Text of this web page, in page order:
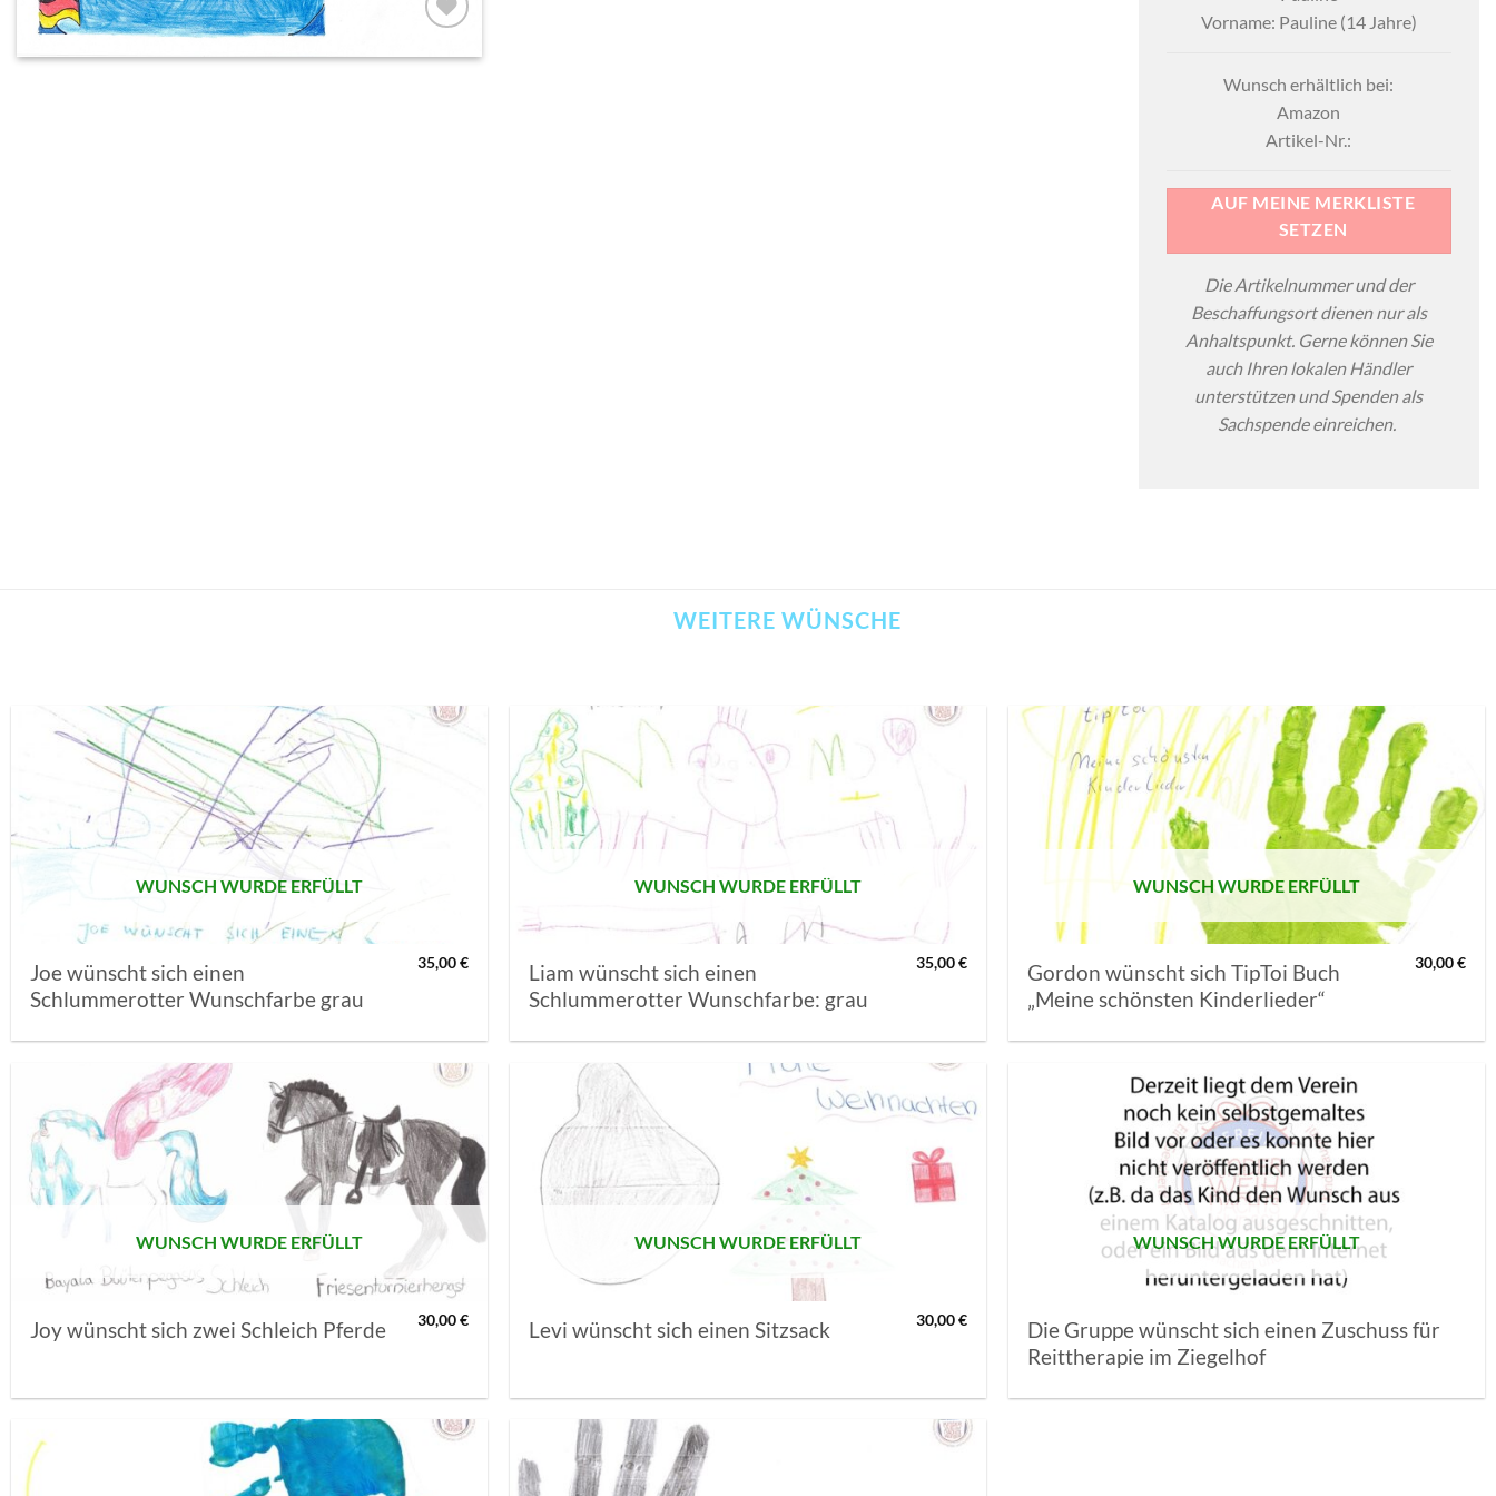
AUF MEINE
Vorname: Pauline (14 Jahre)
Wunsch erhältlich bei:
Amazon
Artikel-Nr.:
AUF MEINE MERKLISTE
SETZEN
Die Artikelnummer und der
Beschaffungsort dienen nur als
Anhaltspunkt. Gerne können Sie
auch Ihren lokalen Händler
unterstützen und Spenden als
Sachspende einreichen.
WEITERE WÜNSCHE
AUF MEINE
MERKLISTE
WUNSCH WURDE ERFÜLLT
Joe wünscht sich einen
Schlummerotter Wunschfarbe grau
35,00€
WUNSCH WURDE ERFÜLLT
Liam wünscht sich einen
Schlummerotter Wunschfarbe: grau
35,00€
AUF MEINE
MERKLISTE
SETZEN
WUNSCH WURDE ERFÜLLT
Gordon wünscht sich TipToi Buch
„Meine schönsten Kinderlieder“
30,00€
AUF MEINE
MERKLISTE
SETZEN
WUNSCH WURDE ERFÜLLT
Joy wünscht sich zwei Schleich Pferde 30,00€
AUF MEINE
MERKLISTE
SETZEN
WUNSCH WURDE ERFÜLLT
Levi wünscht sich einen Sitzsack 30,00€
WUNSCH WURDE ERFÜLLT
Die Gruppe wünscht sich einen Zuschuss für
Reittherapie im Ziegelhof
AUF MEINE